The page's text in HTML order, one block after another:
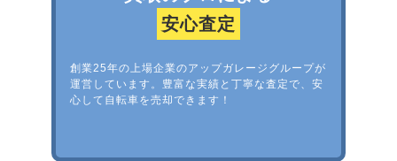
安心査定
創業25年の上場企業のアップガレージグループが
運営しています。豊富な実績と丁寧な査定で、安
心して自転車を売却できます！